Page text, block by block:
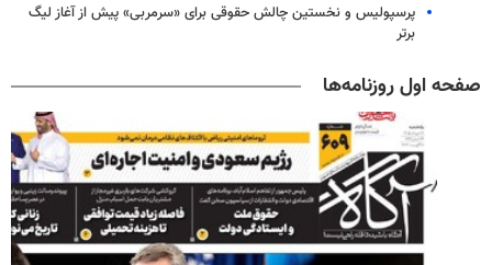
پرسپولیس و نخستین چالش حقوقی برای «سرمربی» پیش از آغاز لیگ
برتر
صفحه اول روزنامه‌ها